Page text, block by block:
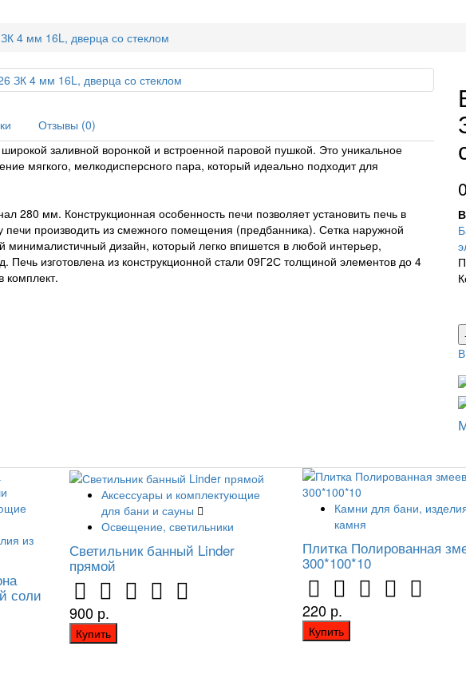
4 мм 16L, дверца со стеклом
Отзывы (0)
заливной воронкой и встроенной паровой пушкой. Это уникальное
мягкого, мелкодисперсного пара, который идеально подходит для
280 мм. Конструкционная особенность печи позволяет установить печь в
производить из смежного помещения (предбанника). Сетка наружной
минималистичный дизайн, который легко впишется в любой интерьер,
Печь изготовлена из конструкционной стали 09Г2С толщиной элементов до 4
комплект.
из
соли
Аксессуары и комплектующие
для бани и сауны
Освещение, светильники
Светильник банный Linder
прямой
900 р.
Купить
Камни для бани,
камня
Плитка Полированная
300*100*10
220 р.
Купить